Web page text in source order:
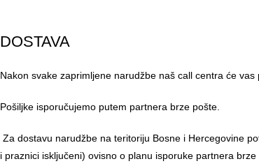
DOSTAVA
Nakon svake zaprimljene narudžbe naš call centra će vas
Pošiljke isporučujemo putem partnera brze pošte.
Za dostavu narudžbe na teritoriju Bosne i Hercegovine
i praznici isključeni) ovisno o planu isporuke partnera